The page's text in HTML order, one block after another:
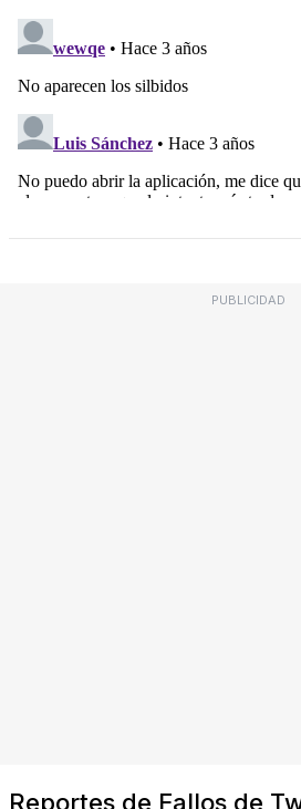
PUBLICIDAD
Reportes de Fallos de